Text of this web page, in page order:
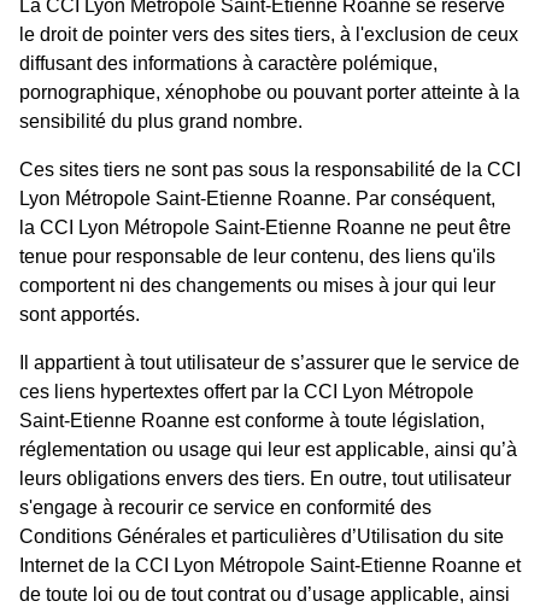
La CCI Lyon Métropole Saint-Etienne Roanne se réserve
le droit de pointer vers des sites tiers, à l'exclusion de ceux
diffusant des informations à caractère polémique,
pornographique, xénophobe ou pouvant porter atteinte à la
sensibilité du plus grand nombre.
Ces sites tiers ne sont pas sous la responsabilité de la CCI
Lyon Métropole Saint-Etienne Roanne. Par conséquent,
la CCI Lyon Métropole Saint-Etienne Roanne ne peut être
tenue pour responsable de leur contenu, des liens qu'ils
comportent ni des changements ou mises à jour qui leur
sont apportés.
Il appartient à tout utilisateur de s’assurer que le service de
ces liens hypertextes offert par la CCI Lyon Métropole
Saint-Etienne Roanne est conforme à toute législation,
réglementation ou usage qui leur est applicable, ainsi qu’à
leurs obligations envers des tiers. En outre, tout utilisateur
s'engage à recourir ce service en conformité des
Conditions Générales et particulières d’Utilisation du site
Internet de la CCI Lyon Métropole Saint-Etienne Roanne et
de toute loi ou de tout contrat ou d’usage applicable, ainsi